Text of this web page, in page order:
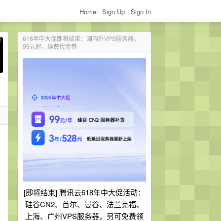
Home Sign Up Sign In
618年中大促即将结束：国内外VPS服务器，
99元起，续费代金券
[即将结束] 腾讯云618年中大促活动：
硅谷CN2、首尔、曼谷、法兰克福、
上海、广州VPS服务器，另可免费领